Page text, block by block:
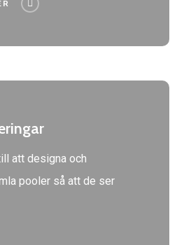
att designa och
pooler så att de ser